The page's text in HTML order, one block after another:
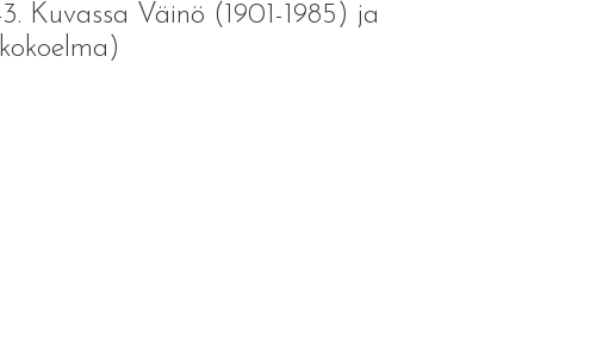
Kuvassa Väinö (1901-1985) ja